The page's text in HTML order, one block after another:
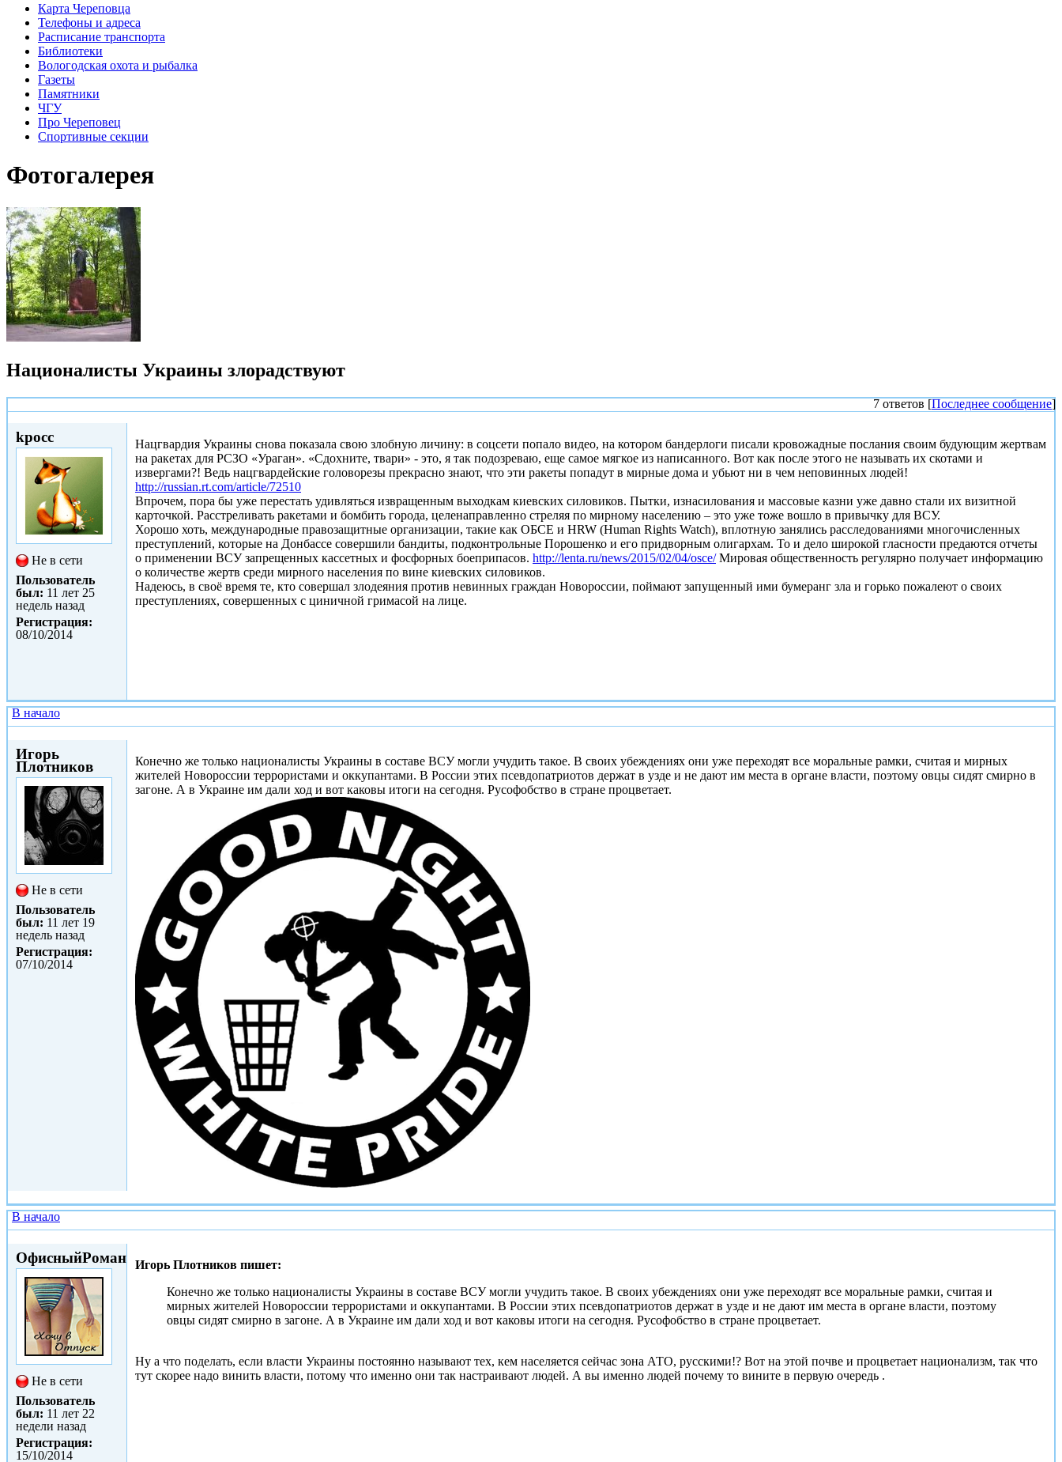
Карта Череповца
Телефоны и адреса
Расписание транспорта
Библиотеки
Вологодская охота и рыбалка
Газеты
Памятники
ЧГУ
Про Череповец
Спортивные секции
Фотогалерея
Националисты Украины злорадствуют
7 ответов [Последнее сообщение]
kpocc
Не в сети
Пользователь
был: 11 лет 25
недель назад
Регистрация:
08/10/2014
Нацгвардия Украины снова показала свою злобную личину: в соцсети попало видео, на котором бандерлоги писали кровожадные послания своим будующим жертвам
на ракетах для РСЗО «Ураган». «Сдохните, твари» - это, я так подозреваю, еще самое мягкое из написанного. Вот как после этого не называть их скотами и
извергами?! Ведь нацгвардейские головорезы прекрасно знают, что эти ракеты попадут в мирные дома и убьют ни в чем неповинных людей!
http://russian.rt.com/article/72510
Впрочем, пора бы уже перестать удивляться извращенным выходкам киевских силовиков. Пытки, изнасилования и массовые казни уже давно стали их визитной
карточкой. Расстреливать ракетами и бомбить города, целенаправленно стреляя по мирному населению – это уже тоже вошло в привычку для ВСУ.
Хорошо хоть, международные правозащитные организации, такие как ОБСЕ и HRW (Human Rights Watch), вплотную занялись расследованиями многочисленных
преступлений, которые на Донбассе совершили бандиты, подконтрольные Порошенко и его придворным олигархам. То и дело широкой гласности предаются отчеты
о применении ВСУ запрещенных кассетных и фосфорных боеприпасов. http://lenta.ru/news/2015/02/04/osce/Мировая общественность регулярно получает информацию
о количестве жертв среди мирного населения по вине киевских силовиков.
Надеюсь, в своё время те, кто совершал злодеяния против невинных граждан Новороссии, поймают запущенный ими бумеранг зла и горько пожалеют о своих
преступлениях, совершенных с циничной гримасой на лице.
В начало
Игорь
Плотников
Не в сети
Пользователь
был: 11 лет 19
недель назад
Регистрация:
07/10/2014
Конечно же только националисты Украины в составе ВСУ могли учудить такое. В своих убеждениях они уже переходят все моральные рамки, считая и мирных
жителей Новороссии террористами и оккупантами. В России этих псевдопатриотов держат в узде и не дают им места в органе власти, поэтому овцы сидят смирно в
загоне. А в Украине им дали ход и вот каковы итоги на сегодня. Русофобство в стране процветает.
В начало
ОфисныйРоман
Не в сети
Пользователь
был: 11 лет 22
недели назад
Регистрация:
15/10/2014
Игорь Плотников пишет:
Конечно же только националисты Украины в составе ВСУ могли учудить такое. В своих убеждениях они уже переходят все моральные рамки, считая и
мирных жителей Новороссии террористами и оккупантами. В России этих псевдопатриотов держат в узде и не дают им места в органе власти, поэтому
овцы сидят смирно в загоне. А в Украине им дали ход и вот каковы итоги на сегодня. Русофобство в стране процветает.
Ну а что поделать, если власти Украины постоянно называют тех, кем населяется сейчас зона АТО, русскими!? Вот на этой почве и процветает национализм, так что
тут скорее надо винить власти, потому что именно они так настраивают людей. А вы именно людей почему то вините в первую очередь .